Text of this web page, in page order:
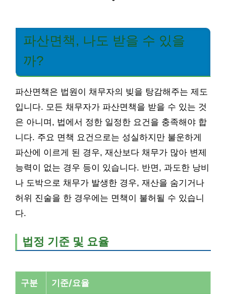
파산면책, 나도 받을 수 있을
까?
파산면책은 법원이 채무자의 빚을 탕감해주는 제도
입니다. 모든 채무자가 파산면책을 받을 수 있는 것
은 아니며, 법에서 정한 일정한 요건을 충족해야 합
니다. 주요 면책 요건으로는 성실하지만 불운하게
파산에 이르게 된 경우, 재산보다 채무가 많아 변제
능력이 없는 경우 등이 있습니다. 반면, 과도한 낭비
나 도박으로 채무가 발생한 경우, 재산을 숨기거나
허위 진술을 한 경우에는 면책이 불허될 수 있습니
다.
법정 기준 및 요율
구분 기준/요율